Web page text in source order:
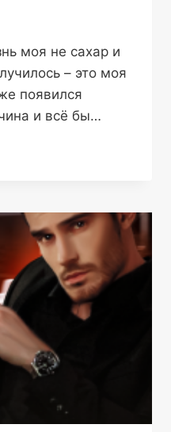
моя не сахар и
– это моя
появился
и всё бы…